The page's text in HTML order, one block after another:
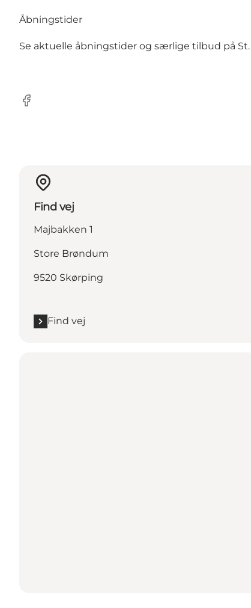
Åbningstider
Se aktuelle åbningstider og særlige tilbud på
Facebook
Find vej
Majbakken 1
Store Brøndum
9520 Skørping
Find vej